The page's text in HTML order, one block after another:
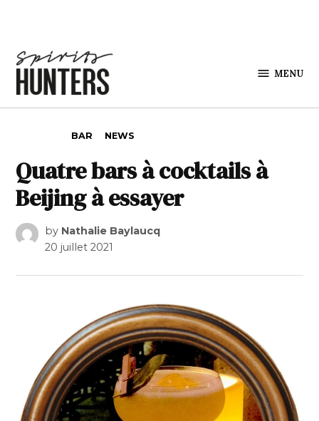
MENU
BAR NEWS
Quatre bars à cocktails à
Beijing à essayer
by Nathalie Baylaucq
20 juillet 2021